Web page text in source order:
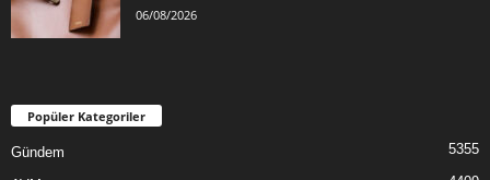
06/08/2026
Popüler Kategoriler
Gündem 5355